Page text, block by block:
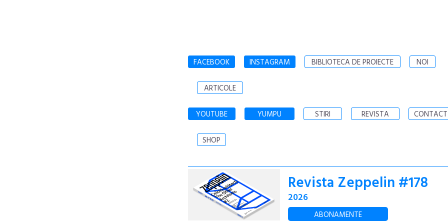
FACEBOOK INSTAGRAM BIBLIOTECA DE PROIECTE NOI
ARTICOLE
YOUTUBE YUMPU STIRI REVISTA CONTACT
SHOP
Revista Zeppelin #178
2026
ABONAMENTE